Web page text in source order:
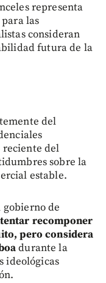
representa
las
consideran
futura de la
del
del
sobre la
estable.
gobierno de
recomponer
pero considera
durante la
ideológicas